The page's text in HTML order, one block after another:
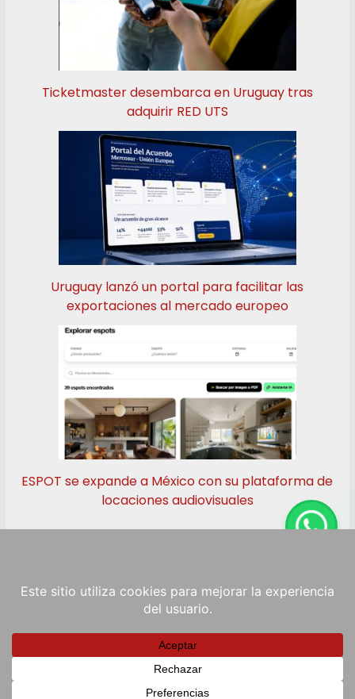
Ticketmaster desembarca en Uruguay tras
adquirir RED UTS
Uruguay lanzó un portal para facilitar las
exportaciones al mercado europeo
ESPOT se expande a México con su plataforma de
locaciones audiovisuales
RadioViva FM. Powered by